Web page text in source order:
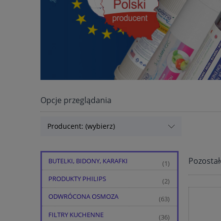
Opcje przeglądania
Producent: (wybierz)
BUTELKI, BIDONY, KARAFKI (1)
PRODUKTY PHILIPS (2)
ODWRÓCONA OSMOZA (63)
FILTRY KUCHENNE (36)